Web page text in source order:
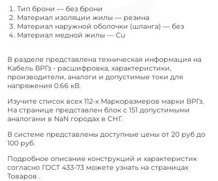
Тип брони — без брони
Материал изоляции жилы — резина
Материал наружной оболочки (шланга) — без
Материал медной жилы — Cu
В разделе представлена техническая информация на
Кабель ВРГз - расшифровка, характеристики,
производители, аналоги и допустимые токи для
напряжения 0.66 кВ.
Изучите список всех 112-х Маркоразмеров марки ВРГз.
На странице представлен блок с 151 допустимыми
аналогами в NaN городах в СНГ.
В системе представлены доступные цены от 20 руб до
100 руб.
Подробное описание конструкций и характеристик
согласно ГОСТ 433-73 можете узнать на страницах
Товаров .